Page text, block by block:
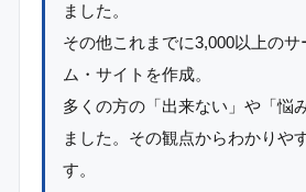
ました。
その他これまでに3,000以上の
ム・サイトを作成。
多くの方の「出来ない」や「悩
ました。その観点からわかりや
す。